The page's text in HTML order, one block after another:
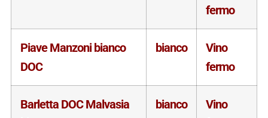
fermo
Piave Manzoni bianco
DOC
bianco
Vino
fermo
Barletta DOC Malvasia
bianco
Vino